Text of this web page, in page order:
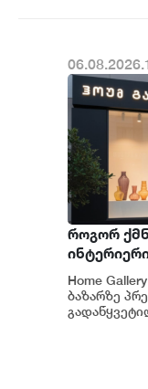
როგორ
Home
ბაზარზე